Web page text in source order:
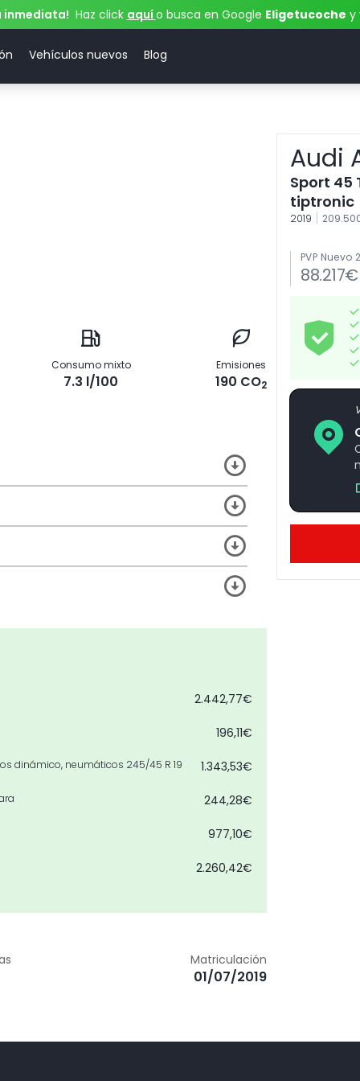
inmediata! Haz click aquío busca en Google Eligetucoche y
Vehículos nuevos Blog
Consumo mixto
7.3 l/100
Emisiones
190 CO2
2.442,77€
196,11€
dinámico, neumáticos 245/45 R 19 1.343,53€
244,28€
977,10€
2.260,42€
170,30€
Matriculación
01/07/2019
Audi
Sport 45
tiptronic
2019 |
PVP Nuevo
88.217€